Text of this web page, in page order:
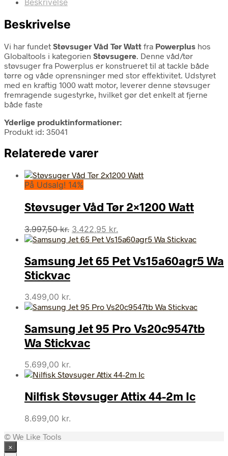
Beskrivelse
Beskrivelse
Vi har fundet Støvsuger Våd Tør Watt fra Powerplus hos
Globaltools i kategorien Støvsugere. Denne våd/tør
støvsuger fra Powerplus er konstrueret til at tackle både
tørre og våde oprensninger med stor effektivitet. Udstyret
med en kraftig 1000 watt motor, leverer denne støvsuger
fremragende sugestyrke, hvilket gør det enkelt at fjerne
både faste
Yderlige produktinformationer:
Produkt id: 35041
Relaterede varer
På Udsalg! 14%
Støvsuger Våd Tør 2×1200 Watt
3.997,50kr. Den
oprindelige
var:
3.997,50 kr..
3.422,95 kr.
aktuelle
er:
3.422,95 kr..
Samsung Jet 65 Pet Vs15a60agr5 Wa
Stickvac
3.499,00 kr.
Samsung Jet 95 Pro Vs20c9547tb
Wa Stickvac
5.699,00 kr.
Nilfisk Støvsuger Attix 44-2m Ic
8.699,00 kr.
© We Like Tools
×